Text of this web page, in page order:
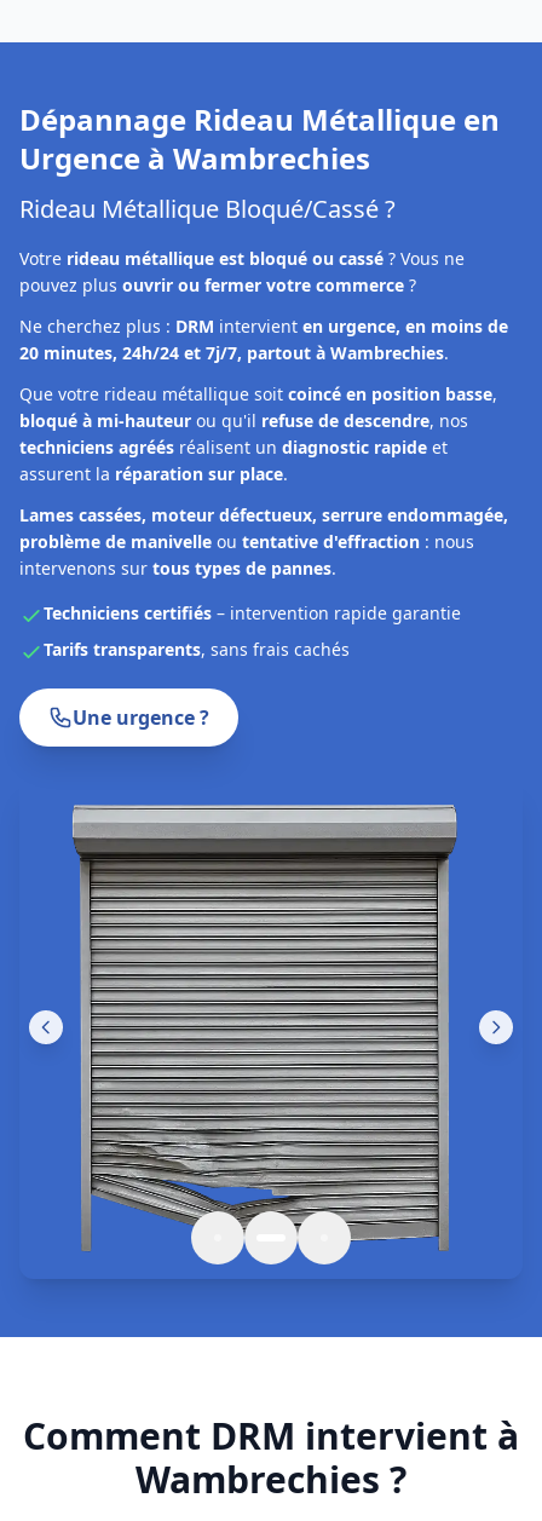
Dépannage Rideau Métallique en
Urgence à Wambrechies
Rideau Métallique Bloqué/Cassé ?
Votre rideau métallique est bloqué ou cassé ? Vous ne
pouvez plus ouvrir ou fermer votre commerce ?
Ne cherchez plus : DRM intervient en urgence, en moins de
20 minutes, 24h/24 et 7j/7, partout à Wambrechies.
Que votre rideau métallique soit coincé en position basse,
bloqué à mi-hauteur ou qu'il refuse de descendre, nos
techniciens agréés réalisent un diagnostic rapide et
assurent la réparation sur place.
Lames cassées, moteur défectueux, serrure endommagée,
problème de manivelle ou tentative d'effraction : nous
intervenons sur tous types de pannes.
Techniciens certifiés – intervention rapide garantie
Tarifs transparents, sans frais cachés
Une urgence ?
Comment DRM intervient à
Wambrechies ?